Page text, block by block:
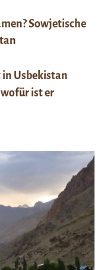
Sowjetische
Usbekistan
ist er